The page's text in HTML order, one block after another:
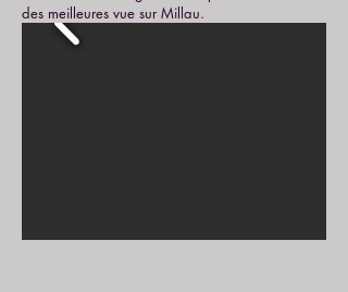
des meilleures vue sur Millau.